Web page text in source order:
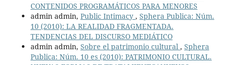
CONTENIDOS PROGRAMÁTICOS PARA MENORES
admin admin, Public Intimacy , Sphera Publica: Núm.
10 (2010): LA REALIDAD FRAGMENTADA.
TENDENCIAS DEL DISCURSO MEDIÁTICO
admin admin, Sobre el patrimonio cultural , Sphera
Publica: Núm. 10 es (2010): PATRIMONIO CULTURAL.